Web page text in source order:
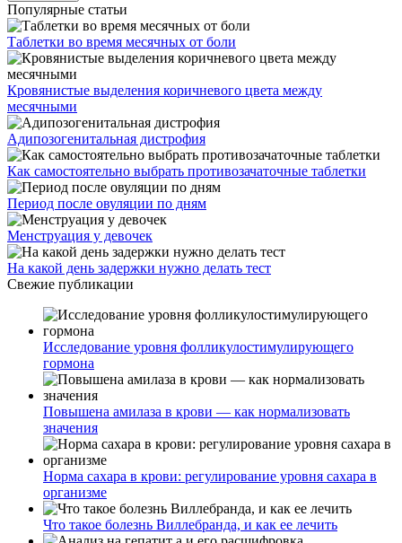
Популярные статьи
Таблетки во время месячных от боли
Кровянистые выделения коричневого цвета между
месячными
Адипозогенитальная дистрофия
Как самостоятельно выбрать противозачаточные таблетки
Период после овуляции по дням
Менструация у девочек
На какой день задержки нужно делать тест
Свежие публикации
Исследование уровня фолликулостимулирующего
гормона
Повышена амилаза в крови — как нормализовать
значения
Норма сахара в крови: регулирование уровня сахара в
организме
Что такое болезнь Виллебранда, и как ее лечить